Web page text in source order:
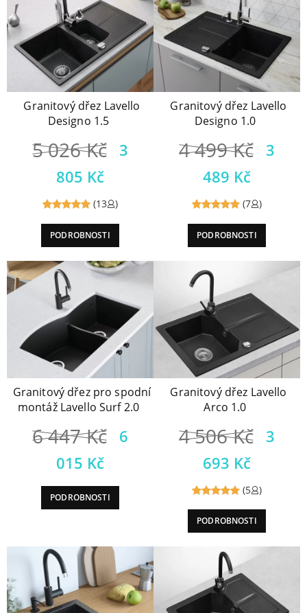
Granitový dřez Lavello
Designo 1.5
5 026Kč
3
805 Kč
out of
(13 )
PODROBNOSTI
Granitový dřez Lavello
Designo 1.0
4 499Kč
3
489 Kč
out of
(7 )
PODROBNOSTI
Granitový dřez pro spodní
montáž Lavello Surf 2.0
6 447Kč
6
015 Kč
PODROBNOSTI
Granitový dřez Lavello
Arco 1.0
4 506Kč
3
693 Kč
out of
(5 )
PODROBNOSTI